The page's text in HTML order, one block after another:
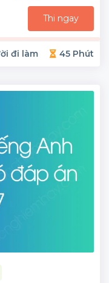
Thi ngay
đi làm 45 Phút